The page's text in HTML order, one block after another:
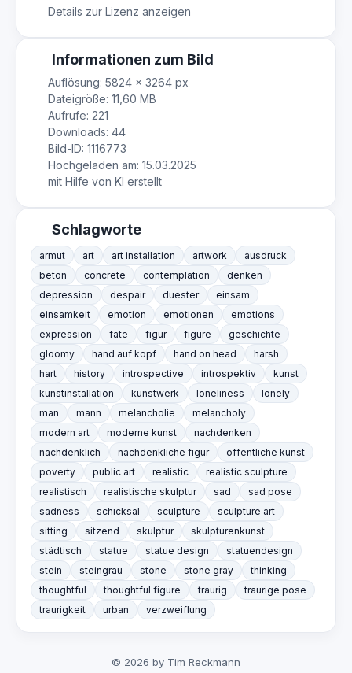
Details zur Lizenz anzeigen
Informationen zum Bild
Auflösung: 5824 × 3264 px
Dateigröße: 11,60 MB
Aufrufe: 221
Downloads: 44
Bild-ID: 1116773
Hochgeladen am: 15.03.2025
mit Hilfe von KI erstellt
Schlagworte
armut art art installation artwork
ausdruck
beton
concrete contemplation
denken
depression
despair duester
einsam
einsamkeit
emotion emotionen
emotions
expression
fate figur figure
geschichte
gloomy
hand auf kopf hand on head
harsh
hart
history introspective introspektiv
kunst
kunstinstallation
kunstwerk loneliness
lonely
man
mann melancholie
melancholy
modern art
moderne kunst
nachdenken
nachdenklich
nachdenkliche figur
öffentliche kunst
poverty
public art realistic
realistic sculpture
realistisch
realistische skulptur sad
sad pose
sadness
schicksal sculpture
sculpture art
sitting
sitzend skulptur
skulpturenkunst
städtisch
statue statue design
statuendesign
stein
steingrau stone stone gray
thinking
thoughtful
thoughtful figure traurig
traurige pose
traurigkeit
urban verzweiflung
© 2026 by Tim Reckmann